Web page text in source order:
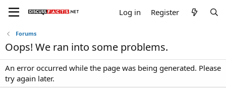
Log in Register
Forums
Oops! We ran into some problems.
An error occurred while the page was being generated. Please
try again later.